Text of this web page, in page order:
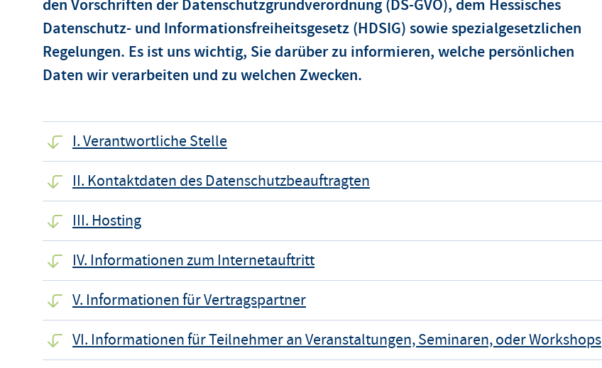
den Vorschriften der Datenschutzgrundverordnung (DS-GVO), dem Hessisches
Datenschutz- und Informationsfreiheitsgesetz (HDSIG) sowie spezialgesetzlichen
Regelungen. Es ist uns wichtig, Sie darüber zu informieren, welche persönlichen
Daten wir verarbeiten und zu welchen Zwecken.
I. Verantwortliche Stelle
II. Kontaktdaten des Datenschutzbeauftragten
III. Hosting
IV. Informationen zum Internetauftritt
V. Informationen für Vertragspartner
VI. Informationen für Teilnehmer an Veranstaltungen, Seminaren, oder Workshops